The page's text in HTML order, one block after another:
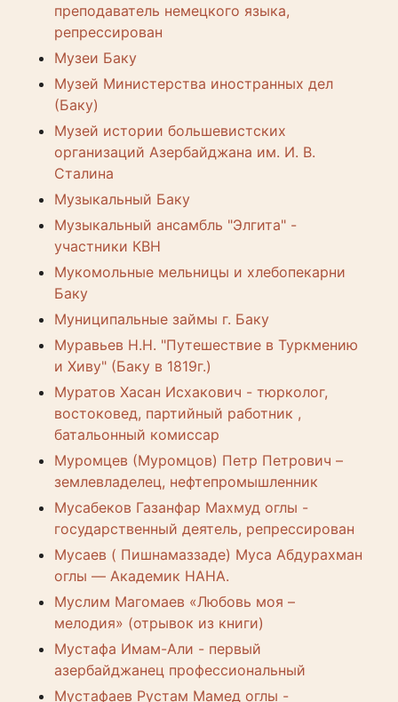
преподаватель немецкого языка,
репрессирован
Музеи Баку
Музей Министерства иностранных дел
(Баку)
Музей истории большевистских
организаций Азербайджана им. И. В.
Сталина
Музыкальный Баку
Музыкальный ансамбль "Элгита" -
участники КВН
Мукомольные мельницы и хлебопекарни
Баку
Муниципальные займы г. Баку
Муравьев Н.Н. "Путешествие в Туркмению
и Хиву" (Баку в 1819г.)
Муратов Хасан Исхакович - тюрколог,
востоковед, партийный работник ,
батальонный комиссар
Муромцев (Муромцов) Петр Петрович –
землевладелец, нефтепромышленник
Мусабеков Газанфар Махмуд оглы -
государственный деятель, репрессирован
Мусаев ( Пишнамаззаде) Муса Абдурахман
оглы — Академик НАНА.
Муслим Магомаев «Любовь моя –
мелодия» (отрывок из книги)
Мустафа Имам-Али - первый
азербайджанец профессиональный
Мустафаев Рустам Мамед оглы -